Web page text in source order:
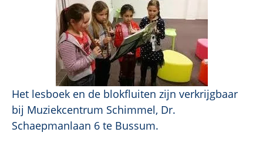
Het lesboek en de blokfluiten zijn verkrijgbaar
bij Muziekcentrum Schimmel, Dr.
Schaepmanlaan 6 te Bussum.